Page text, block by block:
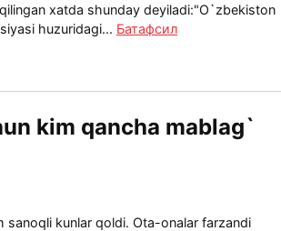
xatda shunday deyiladi:"O`zbekiston
huzuridagi... Батафсил
kim qancha mablag`
kunlar qoldi. Ota-onalar farzandi